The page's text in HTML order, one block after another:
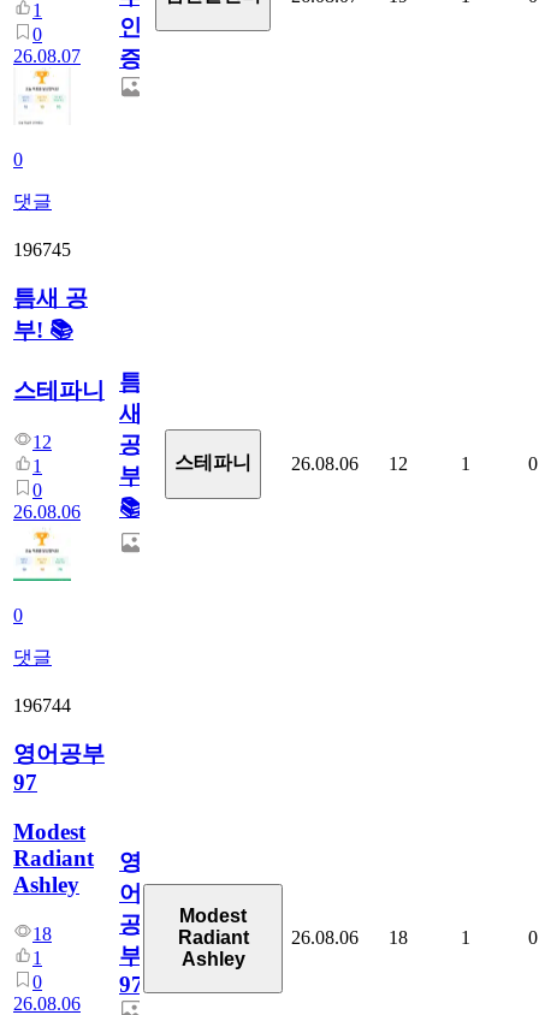
1
0
26.08.07
0
댓글
인
증
196745
틈새 공
부! 📚
스테파니
12
1
0
26.08.06
0
댓글
틈
새
공
부!
📚
스테파니 26.08.06 12 1 0
196744
영어공부
97
Modest
Radiant
Ashley
18
1
0
26.08.06
영
어
공
부
97
Modest
Radiant
Ashley
26.08.06 18 1 0